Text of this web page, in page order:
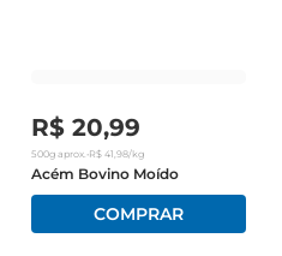
R$ 20,99
500gaprox. •R$ 41,98/kg
Acém Bovino Moído